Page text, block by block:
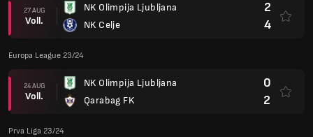
27 AUG
Voll.
NK Olimpija Ljubljana
NK Celje
2
4
Europa League 23/24
24 AUG
Voll.
NK Olimpija Ljubljana
Qarabag FK
0
2
Prva Liga 23/24